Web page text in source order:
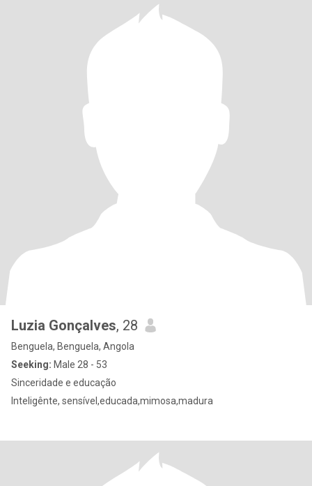
Luzia Gonçalves, 28
Benguela, Benguela, Angola
Seeking: Male 28 - 53
Sinceridade e educação
Inteligênte, sensível,educada,mimosa,madura